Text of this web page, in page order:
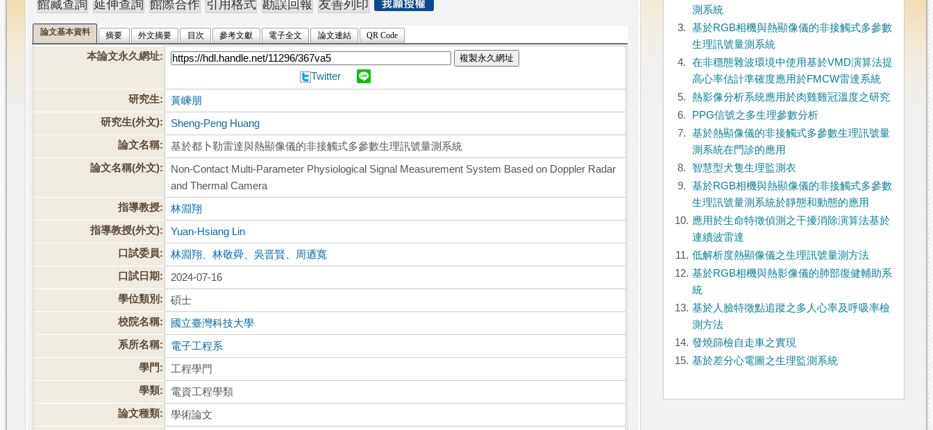
論文基本資料 摘要 外文摘要 目次 參考文獻 電子全文 論文連結 QR Code
本論文永久網址: 複製永久網址
Twitter
研究生:
黃嵊朋
研究生(外文):
Sheng-Peng Huang
論文名稱:
基於都卜勒雷達與熱顯像儀的非接觸式多參數生理訊號量測系統
論文名稱(外文):
Non-Contact Multi-Parameter Physiological Signal Measurement System Based on Doppler Radar
and Thermal Camera
指導教授:
林淵翔
指導教授(外文):
Yuan-Hsiang Lin
口試委員:
林淵翔 、林敬舜 、吳晋賢
周迺寬
口試日期:
2024-07-16
學位類別:
碩士
校院名稱:
國立臺灣科技大學
系所名稱:
電子工程系
學門:
工程學門
學類:
電資工程學類
論文種類:
學術論文
測系統
3.
基於RGB相機與熱顯像儀的非接觸式多參數
生理訊號量測系統
4.
在非穩態雜波環境中使用基於VMD演算法提
高心率估計準確度應用於FMCW雷達系統
5.
熱影像分析系統應用於肉雞雞冠溫度之研究
6.
PPG信號之多生理參數分析
7.
基於熱顯像儀的非接觸式多參數生理訊號量
測系統在門診的應用
8.
智慧型犬隻生理監測衣
9.
基於RGB相機與熱顯像儀的非接觸式多參數
生理訊號量測系統於靜態和動態的應用
10. 應用於生命特徵偵測之干擾消除演算法基於
連續波雷達
11. 低解析度熱顯像儀之生理訊號量測方法
12. 基於RGB相機與熱影像儀的肺部復健輔助系
統
13. 基於人臉特徵點追蹤之多人心率及呼吸率檢
測方法
14. 發燒篩檢自走車之實現
15. 基於差分心電圖之生理監測系統